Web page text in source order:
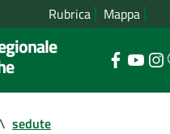
Rubrica Mappa
\ sedute